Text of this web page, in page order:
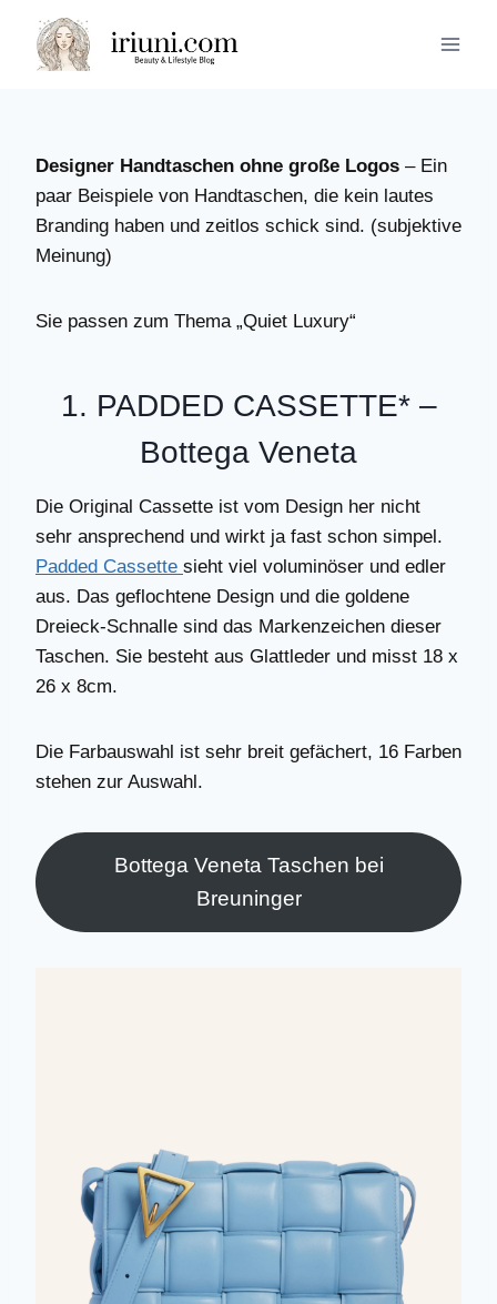
Inhalt
springen
Designer Handtaschen ohne große Logos – Ein
paar Beispiele von Handtaschen, die kein lautes
Branding haben und zeitlos schick sind. (subjektive
Meinung)
Sie passen zum Thema „Quiet Luxury“
1. PADDED CASSETTE* –
Bottega Veneta
Die Original Cassette ist vom Design her nicht
sehr ansprechend und wirkt ja fast schon simpel.
Padded Cassette sieht viel voluminöser und edler
aus. Das geflochtene Design und die goldene
Dreieck-Schnalle sind das Markenzeichen dieser
Taschen. Sie besteht aus Glattleder und misst 18 x
26 x 8cm.
Die Farbauswahl ist sehr breit gefächert, 16 Farben
stehen zur Auswahl.
Bottega Veneta Taschen bei
Breuninger